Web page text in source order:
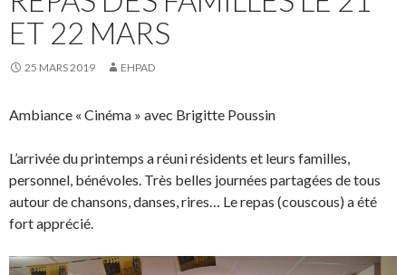
ET 22 MARS
25 MARS 2019 EHPAD
Ambiance « Cinéma » avec Brigitte Poussin
L’arrivée du printemps a réuni résidents et leurs familles,
personnel, bénévoles. Très belles journées partagées de tous
autour de chansons, danses, rires… Le repas (couscous) a été
fort apprécié.